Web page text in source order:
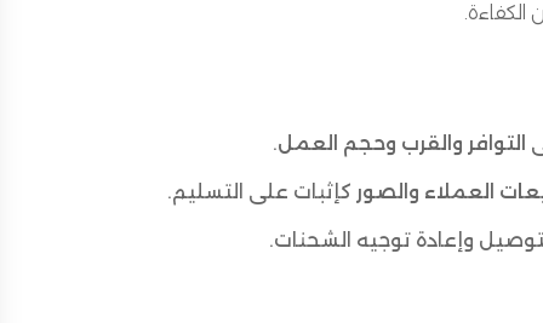
التوافر والقرب وحجم العمل.
العملاء والصور كإثبات على التسليم.
وإعادة توجيه الشحنات.